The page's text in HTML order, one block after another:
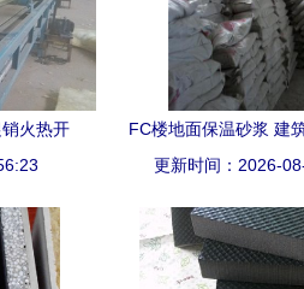
火热开
结构建
FC楼地面保温砂浆 建
宠儿，打造宜居
更新时间：2026-